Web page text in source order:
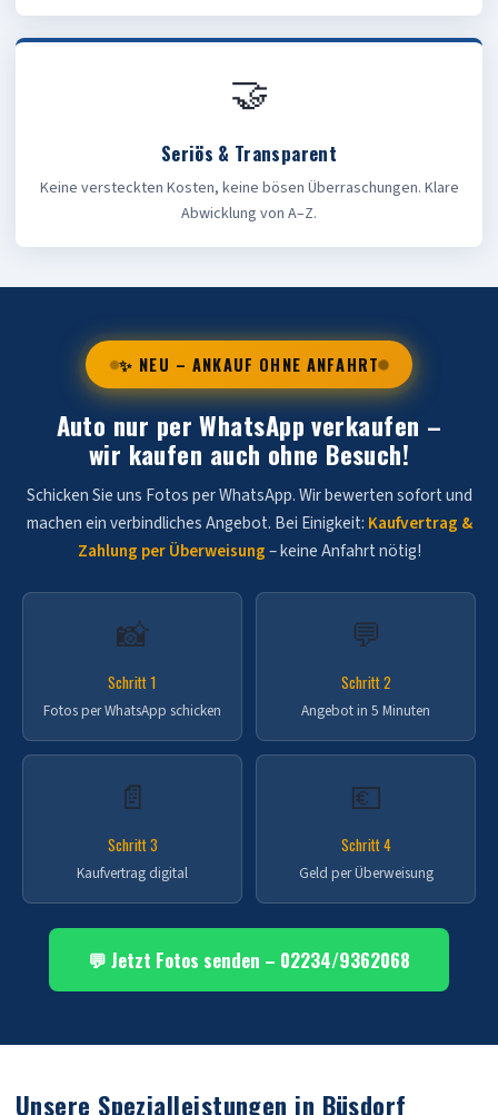
🤝
Seriös & Transparent
Keine versteckten Kosten, keine bösen Überraschungen. Klare
Abwicklung von A–Z.
✨ NEU – ANKAUF OHNE ANFAHRT
Auto nur per WhatsApp verkaufen –
wir kaufen auch ohne Besuch!
Schicken Sie uns Fotos per WhatsApp. Wir bewerten sofort und
machen ein verbindliches Angebot. Bei Einigkeit: Kaufvertrag &
Zahlung per Überweisung– keine Anfahrt nötig!
📸
Schritt 1
Fotos per WhatsApp schicken
💬
Schritt 2
Angebot in 5 Minuten
📄
Schritt 3
Kaufvertrag digital
💶
Schritt 4
Geld per Überweisung
💬 Jetzt Fotos senden – 02234/9362068
Unsere Spezialleistungen in Büsdorf